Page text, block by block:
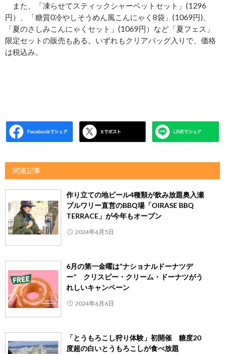
また、「凍らせてスティックシャーベットセット」(1296
円）、「糖質0冷やしそうめん風こんにゃく8袋」(1069円)、
「夏のさしみこんにゃくセット」(1069円）など「夏フェス」
限定セットの販売もある。いずれもクリアバッグ入りで、価格
は税込み。
関連記事
作り立ての地ビール4種類が飲み放題奥入瀬
ブルワリー直営のBBQ場「OIRASE BBQ
TERRACE」が今年もオープン
2024年6月5日
6月の第一金曜は“ナショナルドーナツデ
ー” クリスピー・クリーム・ドーナツがう
れしいキャンペーン
2024年6月6日
「とうもろこし狩り体験」初開催 糖度20
度超の白いとうもろこしが食べ放題